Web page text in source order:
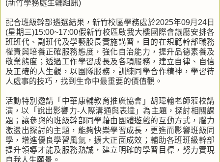
(新竹學務處生輔組訊)
配合班級幹部遴選結果，新竹校區學務處於2025年09月24日
(星期三)15:00~17:00假新竹校區啟我大樓國際會議廳安排各
班班代、副班代及學藝股長實施講習，目的在規範幹部職務
權責與培養正確服務態度，強化自治能力，提升品德素養及
敬業態度；透過工作學習成長及各項服務，建立自律、自信
及正確的人生觀，以團隊服務，訓練同學合作精神，學習待
人處事的技巧，找到生命中最重要的價值觀。
活動特別邀請「中華康輔教育推廣協會」胡瑋翰老師蒞校講
演，以「說出影響力-人際溝通與表達」為主題，探討相關課
題；讓參與的班級幹部同學藉由團體遊戲的互動方式，腦力
激盪出探討的主題，能夠快樂學習成長，更進而影響班級同
學，增進優良學習風氣，擴大正面成效；輔助各班班級幹部
提升領導才能及服務熱誠，建立明確的學習目標，努力實現
自我人生願景。